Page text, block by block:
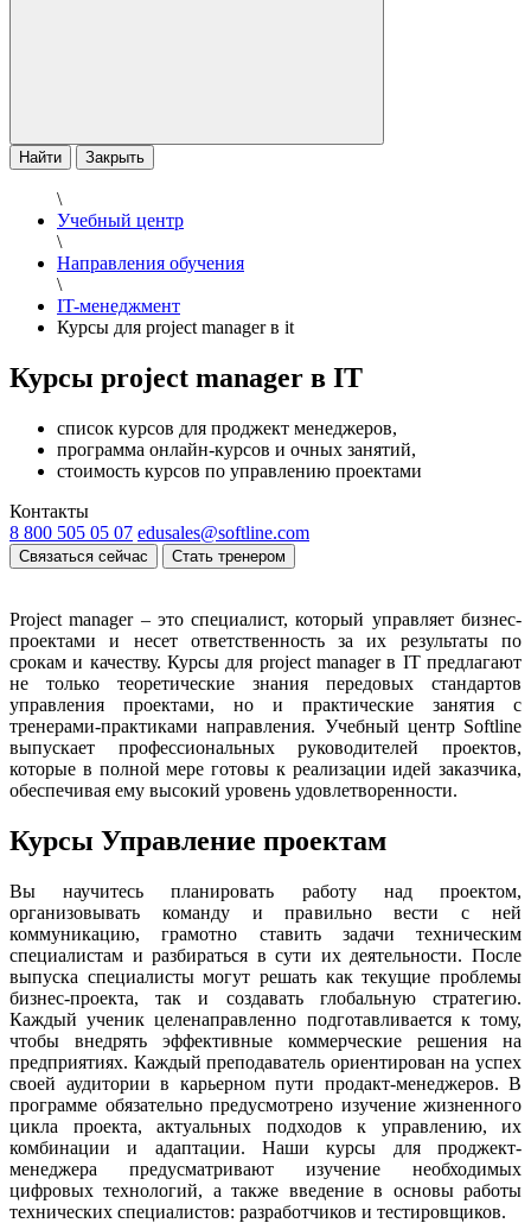
Найти Закрыть
\
Учебный центр
\
Направления обучения
\
IT-менеджмент
Курсы для project manager в it
Курсы project manager в IT
список курсов для проджект менеджеров,
программа онлайн-курсов и очных занятий,
стоимость курсов по управлению проектами
Контакты
8 800 505 05 07 edusales@softline.com
Связаться сейчас Стать тренером
Project manager – это специалист, который управляет бизнес-
проектами и несет ответственность за их результаты по
срокам и качеству. Курсы для project manager в IT предлагают
не только теоретические знания передовых стандартов
управления проектами, но и практические занятия с
тренерами-практиками направления. Учебный центр Softline
выпускает профессиональных руководителей проектов,
которые в полной мере готовы к реализации идей заказчика,
обеспечивая ему высокий уровень удовлетворенности.
Курсы Управление проектам
Вы научитесь планировать работу над проектом,
организовывать команду и правильно вести с ней
коммуникацию, грамотно ставить задачи техническим
специалистам и разбираться в сути их деятельности. После
выпуска специалисты могут решать как текущие проблемы
бизнес-проекта, так и создавать глобальную стратегию.
Каждый ученик целенаправленно подготавливается к тому,
чтобы внедрять эффективные коммерческие решения на
предприятиях. Каждый преподаватель ориентирован на успех
своей аудитории в карьерном пути продакт-менеджеров. В
программе обязательно предусмотрено изучение жизненного
цикла проекта, актуальных подходов к управлению, их
комбинации и адаптации. Наши курсы для проджект-
менеджера предусматривают изучение необходимых
цифровых технологий, а также введение в основы работы
технических специалистов: разработчиков и тестировщиков.